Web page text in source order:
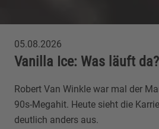
05.08.2026
Vanilla Ice: Was läuft da?
Robert Van Winkle war mal der
90s-Megahit. Heute sieht die
deutlich anders aus.